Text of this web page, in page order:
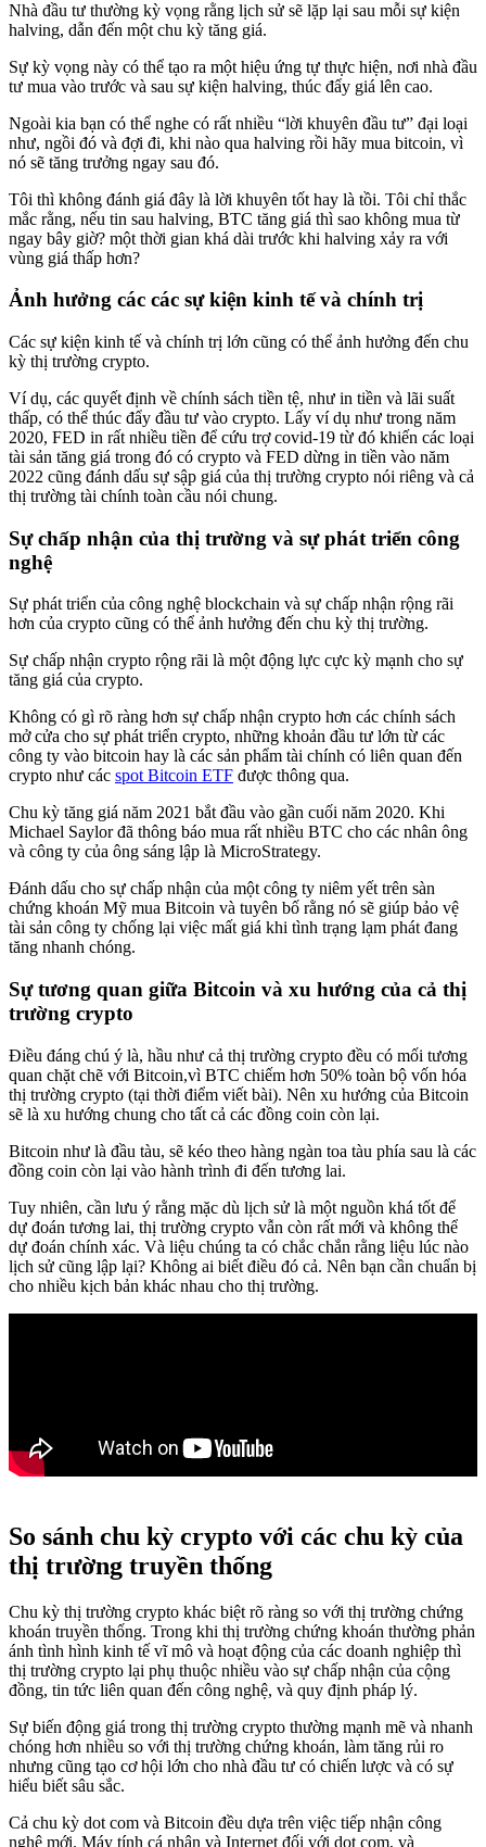
Nhà đầu tư thường kỳ vọng rằng lịch sử sẽ lặp lại sau mỗi sự kiện
halving, dẫn đến một chu kỳ tăng giá.
Sự kỳ vọng này có thể tạo ra một hiệu ứng tự thực hiện, nơi nhà đầu
tư mua vào trước và sau sự kiện halving, thúc đẩy giá lên cao.
Ngoài kia bạn có thể nghe có rất nhiều “lời khuyên đầu tư” đại loại
như, ngồi đó và đợi đi, khi nào qua halving rồi hãy mua bitcoin, vì
nó sẽ tăng trưởng ngay sau đó.
Tôi thì không đánh giá đây là lời khuyên tốt hay là tồi. Tôi chỉ thắc
mắc rằng, nếu tin sau halving, BTC tăng giá thì sao không mua từ
ngay bây giờ? một thời gian khá dài trước khi halving xảy ra với
vùng giá thấp hơn?
Ảnh hưởng các các sự kiện kinh tế và chính trị
Các sự kiện kinh tế và chính trị lớn cũng có thể ảnh hưởng đến chu
kỳ thị trường crypto.
Ví dụ, các quyết định về chính sách tiền tệ, như in tiền và lãi suất
thấp, có thể thúc đẩy đầu tư vào crypto. Lấy ví dụ như trong năm
2020, FED in rất nhiều tiền để cứu trợ covid-19 từ đó khiến các loại
tài sản tăng giá trong đó có crypto và FED dừng in tiền vào năm
2022 cũng đánh dấu sự sập giá của thị trường crypto nói riêng và cả
thị trường tài chính toàn cầu nói chung.
Sự chấp nhận của thị trường và sự phát triển công
nghệ
Sự phát triển của công nghệ blockchain và sự chấp nhận rộng rãi
hơn của crypto cũng có thể ảnh hưởng đến chu kỳ thị trường.
Sự chấp nhận crypto rộng rãi là một động lực cực kỳ mạnh cho sự
tăng giá của crypto.
Không có gì rõ ràng hơn sự chấp nhận crypto hơn các chính sách
mở cửa cho sự phát triển crypto, những khoản đầu tư lớn từ các
công ty vào bitcoin hay là các sản phẩm tài chính có liên quan đến
crypto như các spot Bitcoin ETF được thông qua.
Chu kỳ tăng giá năm 2021 bắt đầu vào gần cuối năm 2020. Khi
Michael Saylor đã thông báo mua rất nhiều BTC cho các nhân ông
và công ty của ông sáng lập là MicroStrategy.
Đánh dấu cho sự chấp nhận của một công ty niêm yết trên sàn
chứng khoán Mỹ mua Bitcoin và tuyên bố rằng nó sẽ giúp bảo vệ
tài sản công ty chống lại việc mất giá khi tình trạng lạm phát đang
tăng nhanh chóng.
Sự tương quan giữa Bitcoin và xu hướng của cả thị
trường crypto
Điều đáng chú ý là, hầu như cả thị trường crypto đều có mối tương
quan chặt chẽ với Bitcoin,vì BTC chiếm hơn 50% toàn bộ vốn hóa
thị trường crypto (tại thời điểm viết bài). Nên xu hướng của Bitcoin
sẽ là xu hướng chung cho tất cả các đồng coin còn lại.
Bitcoin như là đầu tàu, sẽ kéo theo hàng ngàn toa tàu phía sau là các
đồng coin còn lại vào hành trình đi đến tương lai.
Tuy nhiên, cần lưu ý rằng mặc dù lịch sử là một nguồn khá tốt để
dự đoán tương lai, thị trường crypto vẫn còn rất mới và không thể
dự đoán chính xác. Và liệu chúng ta có chắc chắn rằng liệu lúc nào
lịch sử cũng lập lại? Không ai biết điều đó cả. Nên bạn cần chuẩn bị
cho nhiều kịch bản khác nhau cho thị trường.
So sánh chu kỳ crypto với các chu kỳ của
thị trường truyền thống
Chu kỳ thị trường crypto khác biệt rõ ràng so với thị trường chứng
khoán truyền thống. Trong khi thị trường chứng khoán thường phản
ánh tình hình kinh tế vĩ mô và hoạt động của các doanh nghiệp thì
thị trường crypto lại phụ thuộc nhiều vào sự chấp nhận của cộng
đồng, tin tức liên quan đến công nghệ, và quy định pháp lý.
Sự biến động giá trong thị trường crypto thường mạnh mẽ và nhanh
chóng hơn nhiều so với thị trường chứng khoán, làm tăng rủi ro
nhưng cũng tạo cơ hội lớn cho nhà đầu tư có chiến lược và có sự
hiểu biết sâu sắc.
Cả chu kỳ dot com và Bitcoin đều dựa trên việc tiếp nhận công
nghệ mới. Máy tính cá nhân và Internet đối với dot com, và